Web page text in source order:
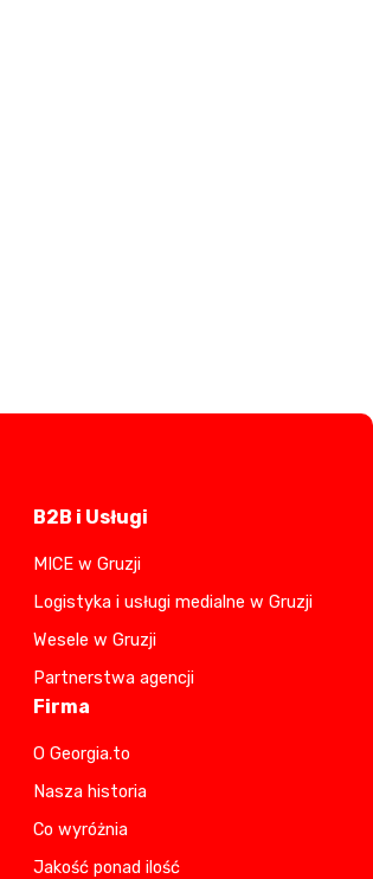
B2B i Usługi
MICE w Gruzji
Logistyka i usługi medialne w Gruzji
Wesele w Gruzji
Partnerstwa agencji
Firma
O Georgia.to
Nasza historia
Co wyróżnia
Jakość ponad ilość